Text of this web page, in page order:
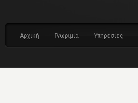
Αρχική Γνωριμία Υπηρεσίες